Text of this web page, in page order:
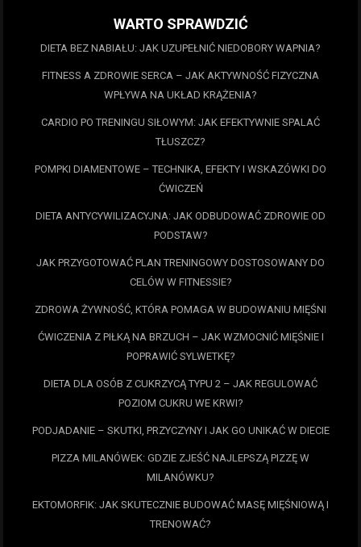
WARTO SPRAWDZIĆ
DIETA BEZ NABIAŁU: JAK UZUPEŁNIĆ NIEDOBORY WAPNIA?
FITNESS A ZDROWIE SERCA – JAK AKTYWNOŚĆ FIZYCZNA
WPŁYWA NA UKŁAD KRĄŻENIA?
CARDIO PO TRENINGU SIŁOWYM: JAK EFEKTYWNIE SPALAĆ
TŁUSZCZ?
POMPKI DIAMENTOWE – TECHNIKA, EFEKTY I WSKAZÓWKI DO
ĆWICZEŃ
DIETA ANTYCYWILIZACYJNA: JAK ODBUDOWAĆ ZDROWIE OD
PODSTAW?
JAK PRZYGOTOWAĆ PLAN TRENINGOWY DOSTOSOWANY DO
CELÓW W FITNESSIE?
ZDROWA ŻYWNOŚĆ, KTÓRA POMAGA W BUDOWANIU MIĘŚNI
ĆWICZENIA Z PIŁKĄ NA BRZUCH – JAK WZMOCNIĆ MIĘŚNIE I
POPRAWIĆ SYLWETKĘ?
DIETA DLA OSÓB Z CUKRZYCĄ TYPU 2 – JAK REGULOWAĆ
POZIOM CUKRU WE KRWI?
PODJADANIE – SKUTKI, PRZYCZYNY I JAK GO UNIKAĆ W DIECIE
PIZZA MILANÓWEK: GDZIE ZJEŚĆ NAJLEPSZĄ PIZZĘ W
MILANÓWKU?
EKTOMORFIK: JAK SKUTECZNIE BUDOWAĆ MASĘ MIĘŚNIOWĄ I
TRENOWAĆ?